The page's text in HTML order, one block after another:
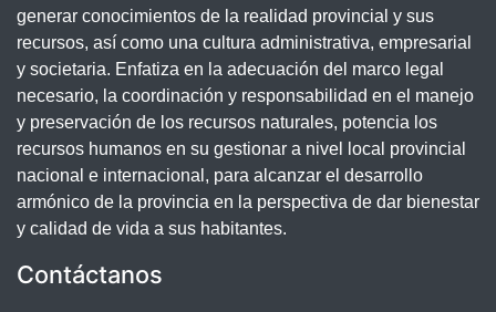
generar conocimientos de la realidad provincial y sus
recursos, así como una cultura administrativa, empresarial
y societaria. Enfatiza en la adecuación del marco legal
necesario, la coordinación y responsabilidad en el manejo
y preservación de los recursos naturales, potencia los
recursos humanos en su gestionar a nivel local provincial
nacional e internacional, para alcanzar el desarrollo
armónico de la provincia en la perspectiva de dar bienestar
y calidad de vida a sus habitantes.
Contáctanos